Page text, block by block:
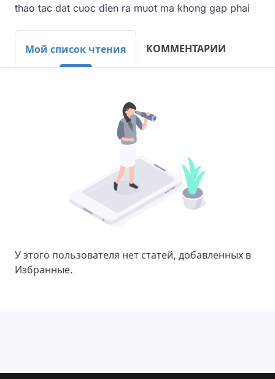
thao tac dat cuoc dien ra muot ma khong gap phai
Мой список чтения КОММЕНТАРИИ
У этого пользователя нет статей, добавленных в
Избранные.